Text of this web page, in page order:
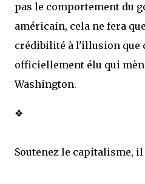
pas le comportement du
américain, cela ne fera
crédibilité à l'illusion que
officiellement élu qui
Washington.
❖
Soutenez le capitalisme,